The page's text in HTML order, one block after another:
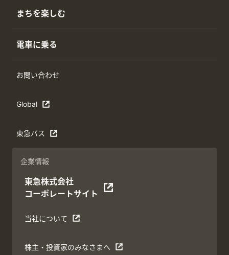
まちを楽しむ
電車に乗る
お問い合わせ
Global
東急バス
企業情報
東急株式会社
コーポレートサイト
当社について
株主・投資家のみなさまへ